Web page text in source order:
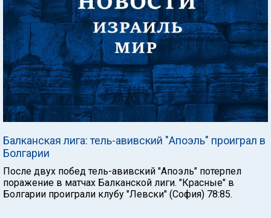
Балканская лига: тель-авивский "Апоэль" проиграл в
Болгарии
После двух побед тель-авивский "Апоэль" потерпел
поражение в матчах Балканской лиги. "Красные" в
Болгарии проиграли клубу "Левски" (София) 78:85.